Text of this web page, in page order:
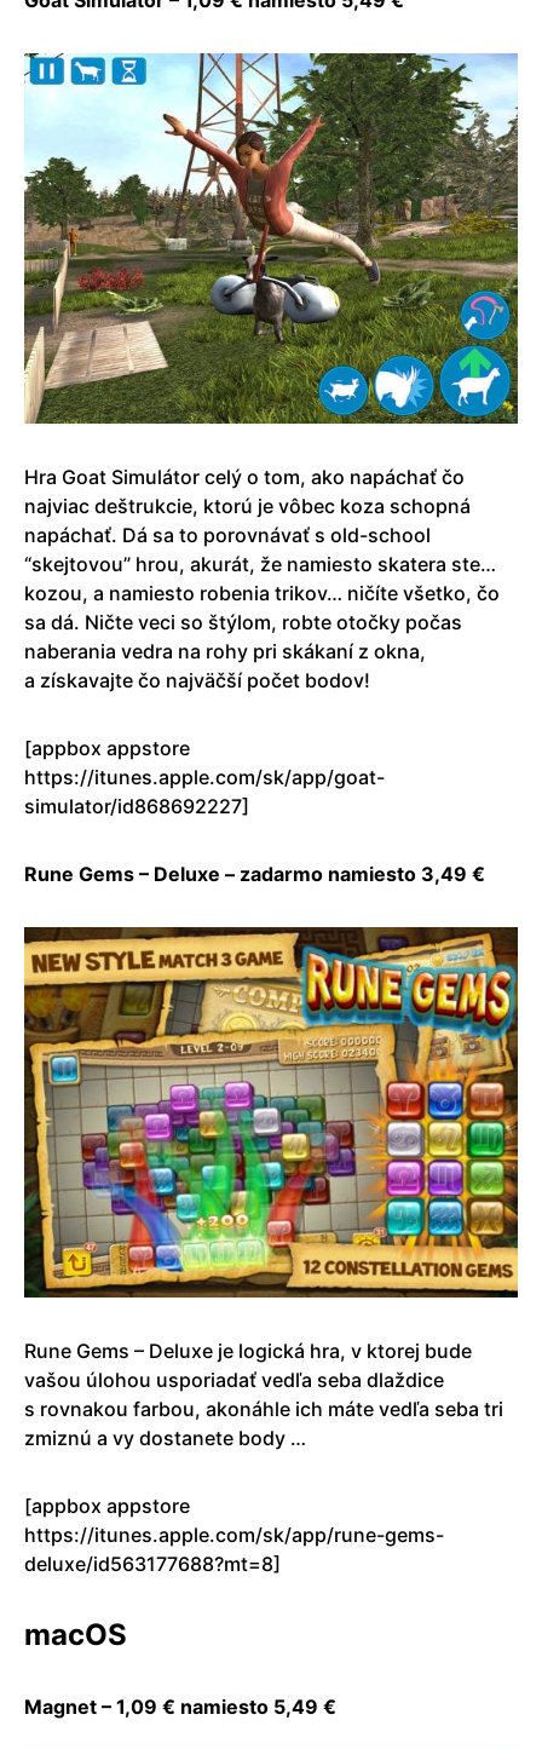
Hra Goat Simulátor celý o tom, ako napáchať čo
najviac deštrukcie, ktorú je vôbec koza schopná
napáchať. Dá sa to porovnávať s old-school
“skejtovou” hrou, akurát, že namiesto skatera ste…
kozou, a namiesto robenia trikov… ničíte všetko, čo
sa dá. Ničte veci so štýlom, robte otočky počas
naberania vedra na rohy pri skákaní z okna,
a získavajte čo najväčší počet bodov!
[appbox appstore
https://itunes.apple.com/sk/app/goat-
simulator/id868692227]
Rune Gems – Deluxe – zadarmo namiesto 3,49 €
Rune Gems – Deluxe je logická hra, v ktorej bude
vašou úlohou usporiadať vedľa seba dlaždice
s rovnakou farbou, akonáhle ich máte vedľa seba tri
zmiznú a vy dostanete body …
[appbox appstore
https://itunes.apple.com/sk/app/rune-gems-
deluxe/id563177688?mt=8]
macOS
Magnet – 1,09 € namiesto 5,49 €